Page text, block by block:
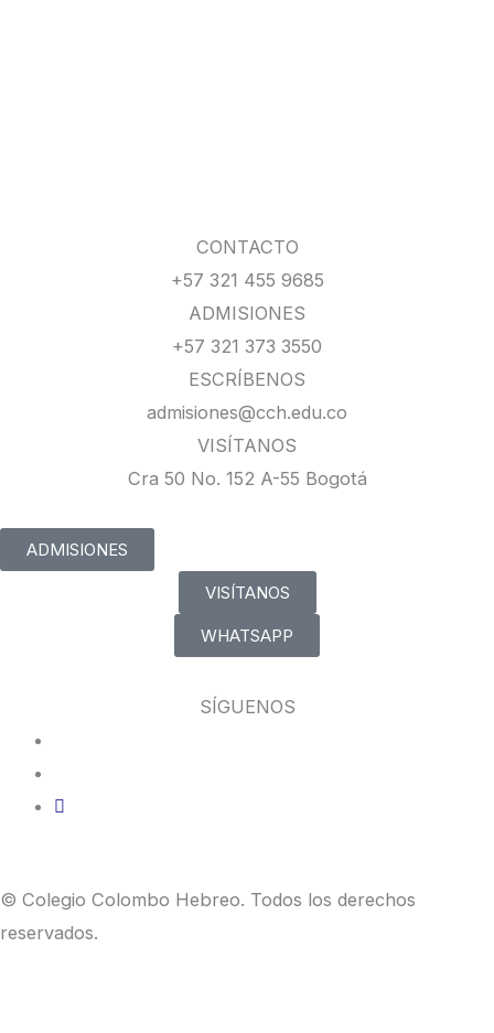
CONTACTO
+57 321 455 9685
ADMISIONES
+57 321 373 3550
ESCRÍBENOS
admisiones@cch.edu.co
VISÍTANOS
Cra 50 No. 152 A-55 Bogotá
ADMISIONES
VISÍTANOS
WHATSAPP
SÍGUENOS
© Colegio Colombo Hebreo. Todos los derechos
reservados.